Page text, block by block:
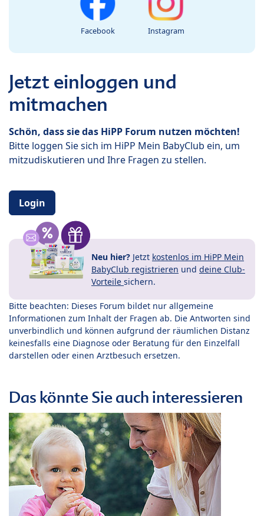
Facebook Instagram
Jetzt einloggen und
mitmachen
Schön, dass sie das HiPP Forum nutzen möchten!
Bitte loggen Sie sich im HiPP Mein BabyClub ein, um
mitzudiskutieren und Ihre Fragen zu stellen.
Login
Neu hier? Jetzt kostenlos im HiPP Mein
BabyClub registrieren und deine Club-
Vorteile sichern.
Bitte beachten: Dieses Forum bildet nur allgemeine
Informationen zum Inhalt der Fragen ab. Die Antworten sind
unverbindlich und können aufgrund der räumlichen Distanz
keinesfalls eine Diagnose oder Beratung für den Einzelfall
darstellen oder einen Arztbesuch ersetzen.
Das könnte Sie auch interessieren